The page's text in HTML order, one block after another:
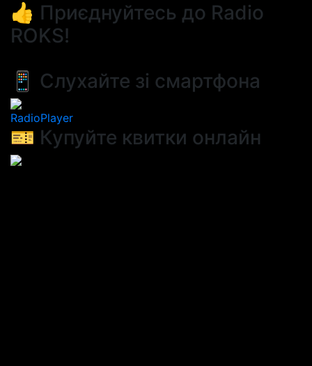
👍 Приєднуйтесь до Radio
ROKS!
📱 Слухайте зі смартфона
RadioPlayer
🎫 Купуйте квитки онлайн